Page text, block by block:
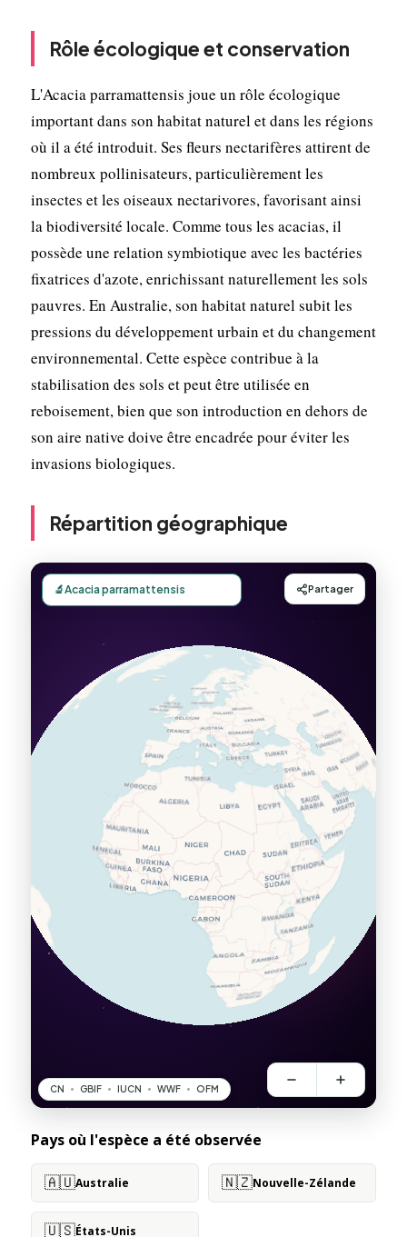
Rôle écologique et conservation
L'Acacia parramattensis joue un rôle écologique
important dans son habitat naturel et dans les régions
où il a été introduit. Ses fleurs nectarifères attirent de
nombreux pollinisateurs, particulièrement les
insectes et les oiseaux nectarivores, favorisant ainsi
la biodiversité locale. Comme tous les acacias, il
possède une relation symbiotique avec les bactéries
fixatrices d'azote, enrichissant naturellement les sols
pauvres. En Australie, son habitat naturel subit les
pressions du développement urbain et du changement
environnemental. Cette espèce contribue à la
stabilisation des sols et peut être utilisée en
reboisement, bien que son introduction en dehors de
son aire native doive être encadrée pour éviter les
invasions biologiques.
Répartition géographique
Pays où l'espèce a été observée
🇦🇺Australie 🇳🇿Nouvelle-Zélande
🇺🇸États-Unis